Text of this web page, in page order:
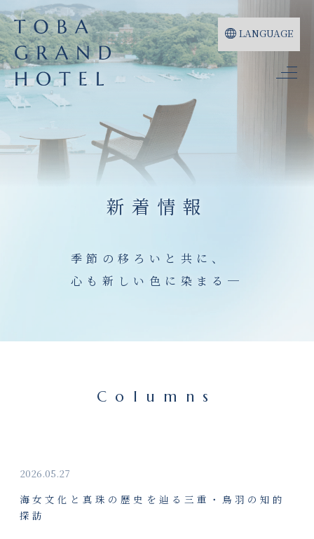
LANGUAGE
新着情報
季節の移ろいと共に、
心も新しい色に染まる─
Columns
2026.05.27
海女文化と真珠の歴史を辿る三重・鳥羽の知的
探訪